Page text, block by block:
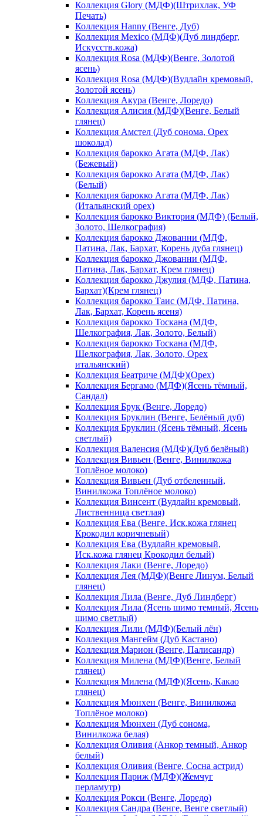
Коллекция Glory (МДФ)(Штрихлак, УФ
Печать)
Коллекция Hanny (Венге, Дуб)
Коллекция Mexico (МДФ)(Дуб линдберг,
Искусств.кожа)
Коллекция Rosa (МДФ)(Венге, Золотой
ясень)
Коллекция Rosa (МДФ)(Вудлайн кремовый,
Золотой ясень)
Коллекция Акура (Венге, Лоредо)
Коллекция Алисия (МДФ)(Венге, Белый
глянец)
Коллекция Амстел (Дуб сонома, Орех
шоколад)
Коллекция барокко Агата (МДФ, Лак)
(Бежевый)
Коллекция барокко Агата (МДФ, Лак)
(Белый)
Коллекция барокко Агата (МДФ, Лак)
(Итальянский орех)
Коллекция барокко Виктория (МДФ) (Белый,
Золото, Шелкография)
Коллекция барокко Джованни (МДФ,
Патина, Лак, Бархат, Корень дуба глянец)
Коллекция барокко Джованни (МДФ,
Патина, Лак, Бархат, Крем глянец)
Коллекция барокко Джулия (МДФ, Патина,
Бархат)(Крем глянец)
Коллекция барокко Таис (МДФ, Патина,
Лак, Бархат, Корень ясеня)
Коллекция барокко Тоскана (МДФ,
Шелкография, Лак, Золото, Белый)
Коллекция барокко Тоскана (МДФ,
Шелкография, Лак, Золото, Орех
итальянский)
Коллекция Беатриче (МДФ)(Орех)
Коллекция Бергамо (МДФ)(Ясень тёмный,
Сандал)
Коллекция Брук (Венге, Лоредо)
Коллекция Бруклин (Венге, Белёный дуб)
Коллекция Бруклин (Ясень тёмный, Ясень
светлый)
Коллекция Валенсия (МДФ)(Дуб белёный)
Коллекция Вивьен (Венге, Винилкожа
Топлёное молоко)
Коллекция Вивьен (Дуб отбеленный,
Винилкожа Топлёное молоко)
Коллекция Винсент (Вудлайн кремовый,
Лиственница светлая)
Коллекция Ева (Венге, Иск.кожа глянец
Крокодил коричневый)
Коллекция Ева (Вудлайн кремовый,
Иск.кожа глянец Крокодил белый)
Коллекция Лаки (Венге, Лоредо)
Коллекция Лея (МДФ)(Венге Линум, Белый
глянец)
Коллекция Лила (Венге, Дуб Линдберг)
Коллекция Лила (Ясень шимо темный, Ясень
шимо светлый)
Коллекция Лили (МДФ)(Белый лён)
Коллекция Мангейм (Дуб Кастано)
Коллекция Марион (Венге, Палисандр)
Коллекция Милена (МДФ)(Венге, Белый
глянец)
Коллекция Милена (МДФ)(Ясень, Какао
глянец)
Коллекция Мюнхен (Венге, Винилкожа
Топлёное молоко)
Коллекция Мюнхен (Дуб сонома,
Винилкожа белая)
Коллекция Оливия (Анкор темный, Анкор
белый)
Коллекция Оливия (Венге, Сосна астрид)
Коллекция Париж (МДФ)(Жемчуг
перламутр)
Коллекция Рокси (Венге, Лоредо)
Коллекция Сандра (Венге, Венге светлый)